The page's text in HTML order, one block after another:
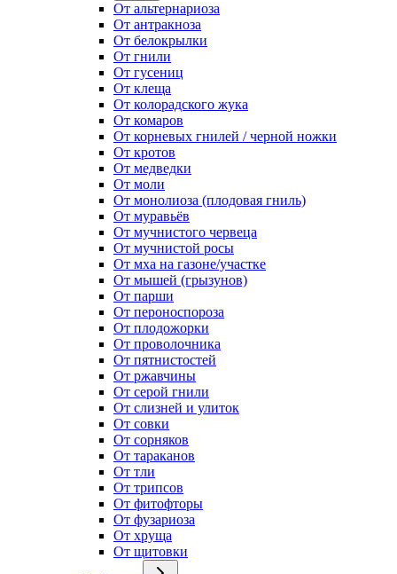
От альтернариоза
От антракноза
От белокрылки
От гнили
От гусениц
От клеща
От колорадского жука
От комаров
От корневых гнилей / черной ножки
От кротов
От медведки
От моли
От монолиоза (плодовая гниль)
От муравьёв
От мучнистого червеца
От мучнистой росы
От мха на газоне/участке
От мышей (грызунов)
От парши
От пероноспороза
От плодожорки
От проволочника
От пятнистостей
От ржавчины
От серой гнили
От слизней и улиток
От совки
От сорняков
От тараканов
От тли
От трипсов
От фитофторы
От фузариоза
От хруща
От щитовки